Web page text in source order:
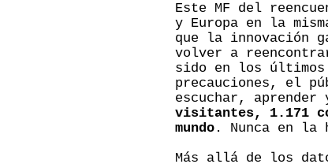
Este MF del
y Europa en la
que la innovación
volver a
sido en los
precauciones, el
escuchar,
visitantes, 1.171
mundo . Nunca en la
Más allá de los